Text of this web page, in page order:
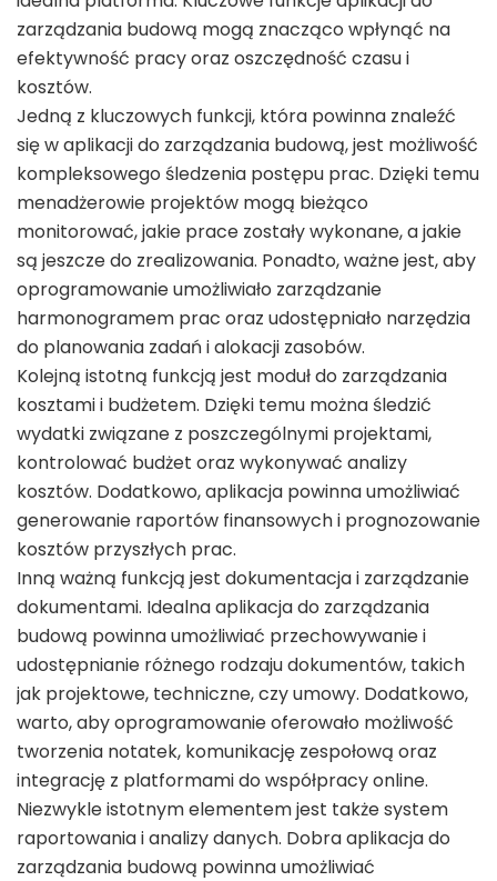
zarządzania budową mogą znacząco wpłynąć na
efektywność pracy oraz oszczędność czasu i
kosztów.
Jedną z kluczowych funkcji, która powinna znaleźć
się w aplikacji do zarządzania budową, jest możliwość
kompleksowego śledzenia postępu prac. Dzięki temu
menadżerowie projektów mogą bieżąco
monitorować, jakie prace zostały wykonane, a jakie
są jeszcze do zrealizowania. Ponadto, ważne jest, aby
oprogramowanie umożliwiało zarządzanie
harmonogramem prac oraz udostępniało narzędzia
do planowania zadań i alokacji zasobów.
Kolejną istotną funkcją jest moduł do zarządzania
kosztami i budżetem. Dzięki temu można śledzić
wydatki związane z poszczególnymi projektami,
kontrolować budżet oraz wykonywać analizy
kosztów. Dodatkowo, aplikacja powinna umożliwiać
generowanie raportów finansowych i prognozowanie
kosztów przyszłych prac.
Inną ważną funkcją jest dokumentacja i zarządzanie
dokumentami. Idealna aplikacja do zarządzania
budową powinna umożliwiać przechowywanie i
udostępnianie różnego rodzaju dokumentów, takich
jak projektowe, techniczne, czy umowy. Dodatkowo,
warto, aby oprogramowanie oferowało możliwość
tworzenia notatek, komunikację zespołową oraz
integrację z platformami do współpracy online.
Niezwykle istotnym elementem jest także system
raportowania i analizy danych. Dobra aplikacja do
zarządzania budową powinna umożliwiać